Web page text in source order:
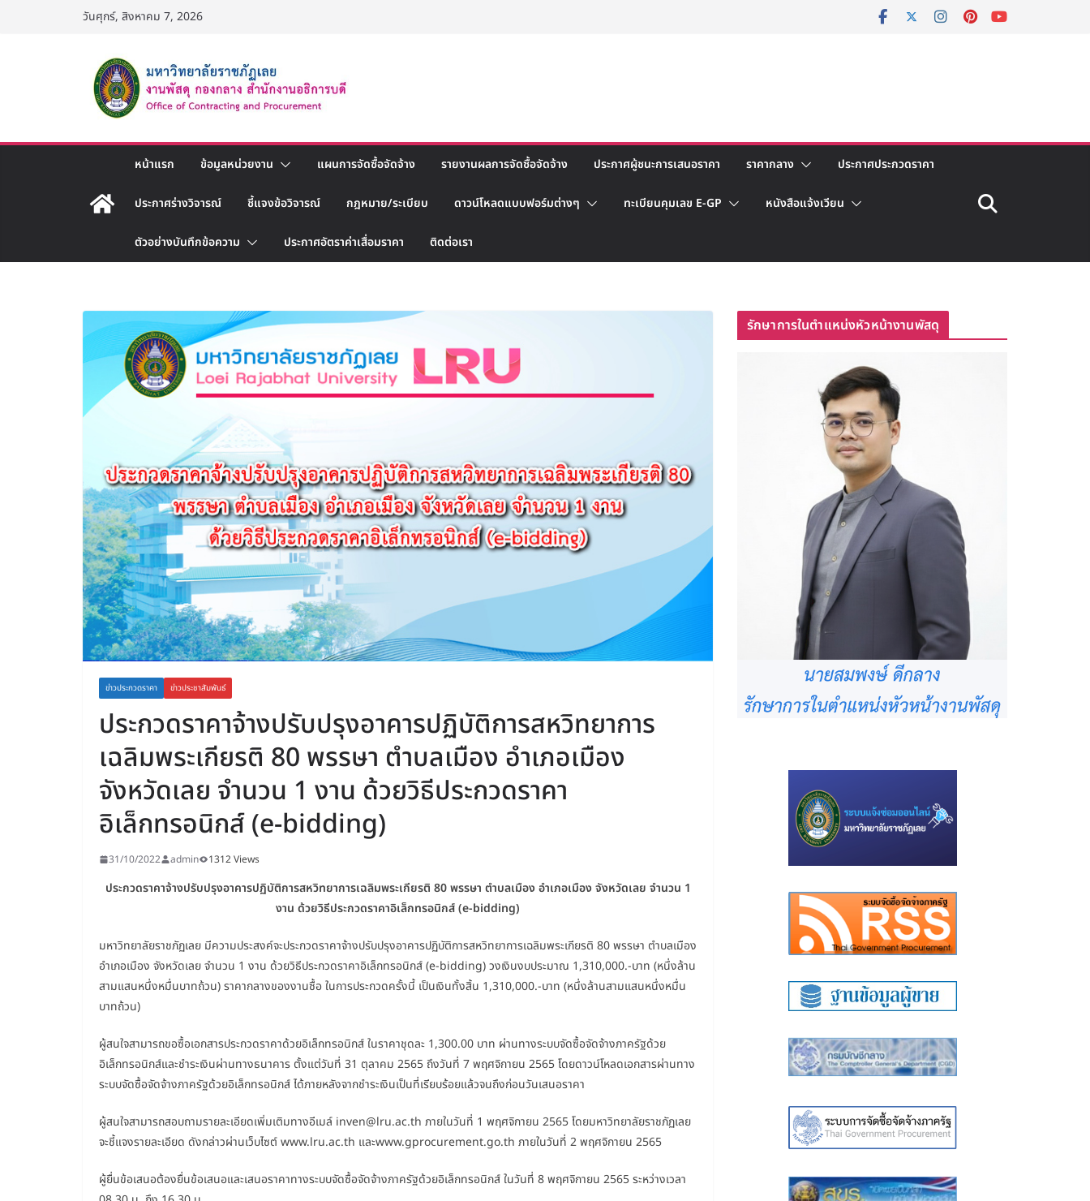
วันศุกร์, สิงหาคม 7, 2026
หน้าแรก ข้อมูลหน่วยงาน แผนการจัดซื้อจัดจ้าง รายงานผลการจัดซื้อจัดจ้าง ประกาศผู้ชนะการเสนอราคา ราคากลาง ประกาศประกวดราคา
ประกาศร่างวิจารณ์ ชี้แจงข้อวิจารณ์ กฎหมาย/ระเบียบ ดาวน์โหลดแบบฟอร์มต่างๆ ทะเบียนคุมเลข E-GP หนังสือแจ้งเวียน
ตัวอย่างบันทึกข้อความ ประกาศอัตราค่าเสื่อมราคา ติดต่อเรา
ข่าวประกวดราคา ข่าวประชาสัมพันธ์
ประกวดราคาจ้างปรับปรุงอาคารปฏิบัติการสหวิทยาการ
เฉลิมพระเกียรติ 80 พรรษา ตำบลเมือง อำเภอเมือง
จังหวัดเลย จำนวน 1 งาน ด้วยวิธีประกวดราคา
อิเล็กทรอนิกส์ (e-bidding)
31/10/2022 admin 1312 Views
ประกวดราคาจ้างปรับปรุงอาคารปฏิบัติการสหวิทยาการเฉลิมพระเกียรติ 80 พรรษา ตำบลเมือง อำเภอเมือง จังหวัดเลย จำนวน 1
งาน ด้วยวิธีประกวดราคาอิเล็กทรอนิกส์ (e-bidding)
มหาวิทยาลัยราชภัฏเลย มีความประสงค์จะประกวดราคาจ้างปรับปรุงอาคารปฏิบัติการสหวิทยาการเฉลิมพระเกียรติ 80 พรรษา ตำบลเมือง
อำเภอเมือง จังหวัดเลย จำนวน 1 งาน ด้วยวิธีประกวดราคาอิเล็กทรอนิกส์ (e-bidding) วงเงินงบประมาณ 1,310,000.-บาท (หนึ่งล้าน
สามแสนหนึ่งหมื่นบาทถ้วน) ราคากลางของงานซื้อ ในการประกวดครั้งนี้ เป็นเงินทั้งสิ้น 1,310,000.-บาท (หนึ่งล้านสามแสนหนึ่งหมื่น
บาทถ้วน)
ผู้สนใจสามารถขอซื้อเอกสารประกวดราคาด้วยอิเล็กทรอนิกส์ ในราคาชุดละ 1,300.00 บาท ผ่านทางระบบจัดซื้อจัดจ้างภาครัฐด้วย
อิเล็กทรอนิกส์และชำระเงินผ่านทางธนาคาร ตั้งแต่วันที่ 31 ตุลาคม 2565 ถึงวันที่ 7 พฤศจิกายน 2565 โดยดาวน์โหลดเอกสารผ่านทาง
ระบบจัดซื้อจัดจ้างภาครัฐด้วยอิเล็กทรอนิกส์ ได้ภายหลังจากชำระเงินเป็นที่เรียบร้อยแล้วจนถึงก่อนวันเสนอราคา
ผู้สนใจสามารถสอบถามรายละเอียดเพิ่มเติมทางอีเมล์ inven@lru.ac.th ภายในวันที่ 1 พฤศจิกายน 2565 โดยมหาวิทยาลัยราชภัฏเลย
จะชี้แจงรายละเอียด ดังกล่าวผ่านเว็บไซต์ www.lru.ac.th และwww.gprocurement.go.th ภายในวันที่ 2 พฤศจิกายน 2565
ผู้ยื่นข้อเสนอต้องยื่นข้อเสนอและเสนอราคาทางระบบจัดซื้อจัดจ้างภาครัฐด้วยอิเล็กทรอนิกส์ ในวันที่ 8 พฤศจิกายน 2565 ระหว่างเวลา
รักษาการในตำแหน่งหัวหน้างานพัสดุ